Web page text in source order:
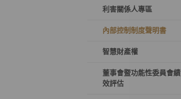
利害關係人專區
內部控制制度聲明書
智慧財產權
董事會暨功能性委員會績
效評估